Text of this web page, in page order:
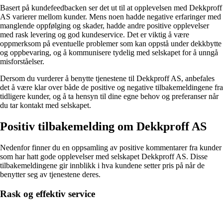
Basert på kundefeedbacken ser det ut til at opplevelsen med Dekkproff
AS varierer mellom kunder. Mens noen hadde negative erfaringer med
manglende oppfølging og skader, hadde andre positive opplevelser
med rask levering og god kundeservice. Det er viktig å være
oppmerksom på eventuelle problemer som kan oppstå under dekkbytte
og oppbevaring, og å kommunisere tydelig med selskapet for å unngå
misforståelser.
Dersom du vurderer å benytte tjenestene til Dekkproff AS, anbefales
det å være klar over både de positive og negative tilbakemeldingene fra
tidligere kunder, og å ta hensyn til dine egne behov og preferanser når
du tar kontakt med selskapet.
Positiv tilbakemelding om Dekkproff AS
Nedenfor finner du en oppsamling av positive kommentarer fra kunder
som har hatt gode opplevelser med selskapet Dekkproff AS. Disse
tilbakemeldingene gir innblikk i hva kundene setter pris på når de
benytter seg av tjenestene deres.
Rask og effektiv service